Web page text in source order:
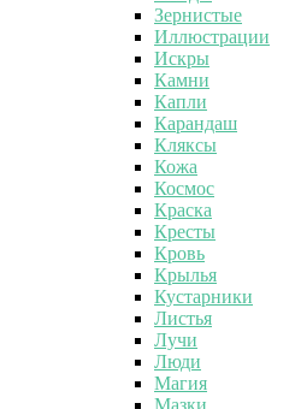
Зернистые
Иллюстрации
Искры
Камни
Капли
Карандаш
Кляксы
Кожа
Космос
Краска
Кресты
Кровь
Крылья
Кустарники
Листья
Лучи
Люди
Магия
Мазки